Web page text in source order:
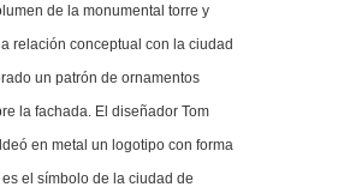
de la monumental torre y
relación conceptual con la ciudad
un patrón de ornamentos
la fachada. El diseñador Tom
en metal un logotipo con forma
el símbolo de la ciudad de